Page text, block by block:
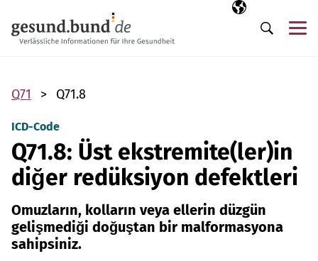
Seçili dil
TR
Arama
Q71 Q71.8
ICD-Code
Q71.8: Üst ekstremite(ler)in
diğer redüksiyon defektleri
Omuzların, kolların veya ellerin düzgün
gelişmediği doğuştan bir malformasyona
sahipsiniz.